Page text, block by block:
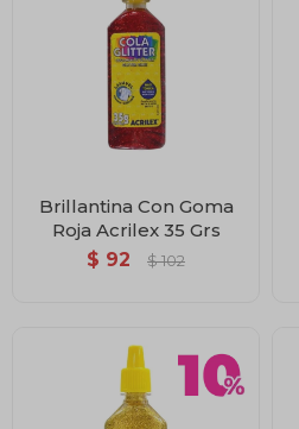
Brillantina Con Goma
Roja Acrilex 35 Grs
$ 92 $ 102